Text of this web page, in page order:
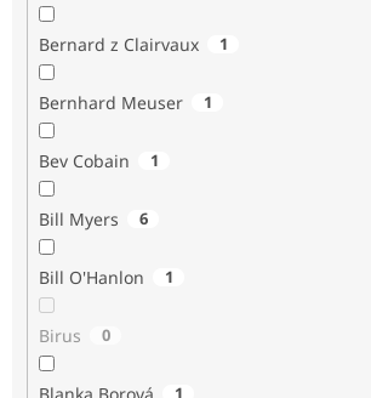
Bernard z Clairvaux 1
Bernhard Meuser 1
Bev Cobain 1
Bill Myers 6
Bill O'Hanlon 1
Birus 0